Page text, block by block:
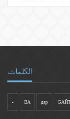
الكلمات
- ВА дар